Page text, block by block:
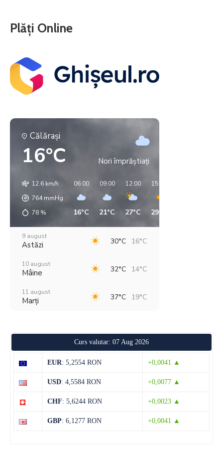
Plăți Online
Călăraşi
16°C Nori împrăștiați
12.6 km/h
764mmHg
78 %
06:00
16°C
09:00
21°C
12:00
27°C
15:00
29°C
9 august
Astăzi 30°C 16°C
10 august
Mâine 32°C 14°C
11 august
Marți 37°C 19°C
28°C 13°C
Vineri
15 august
Curs valutar: 07 Aug 2026
EUR: 5,2554 RON +0,0041 ▲
USD: 4,5584 RON +0,0077 ▲
CHF: 5,6244 RON +0,0023 ▲
GBP: 6,1277 RON +0,0041 ▲